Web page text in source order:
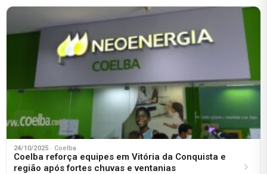
24/10/2025 · Coelba
Coelba reforça equipes em Vitória da Conquista e
região após fortes chuvas e ventanias